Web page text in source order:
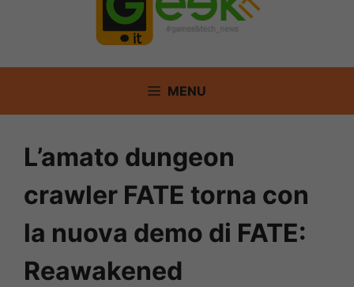
MENU
L’amato dungeon
crawler FATE torna con
la nuova demo di FATE:
Reawakened